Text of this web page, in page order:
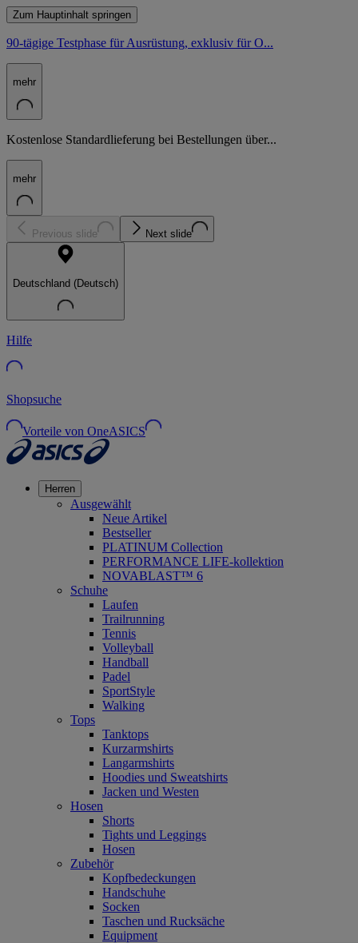
Zum Hauptinhalt springen
90-tägige Testphase für Ausrüstung, exklusiv für O...
mehr
Kostenlose Standardlieferung bei Bestellungen über...
mehr
Previous slide Next slide
Deutschland (Deutsch)
Hilfe
Shopsuche
Vorteile von OneASICS
Herren
Ausgewählt
Neue Artikel
Bestseller
PLATINUM Collection
PERFORMANCE LIFE-kollektion
NOVABLAST™ 6
Schuhe
Laufen
Trailrunning
Tennis
Volleyball
Handball
Padel
SportStyle
Walking
Tops
Tanktops
Kurzarmshirts
Langarmshirts
Hoodies und Sweatshirts
Jacken und Westen
Hosen
Shorts
Tights und Leggings
Hosen
Zubehör
Kopfbedeckungen
Handschuhe
Socken
Taschen und Rucksäche
Equipment